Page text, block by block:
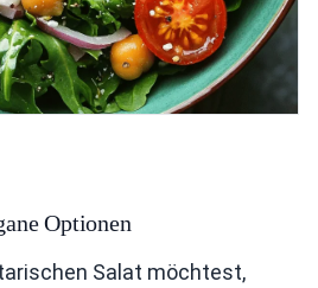
Optionen
Salat möchtest,